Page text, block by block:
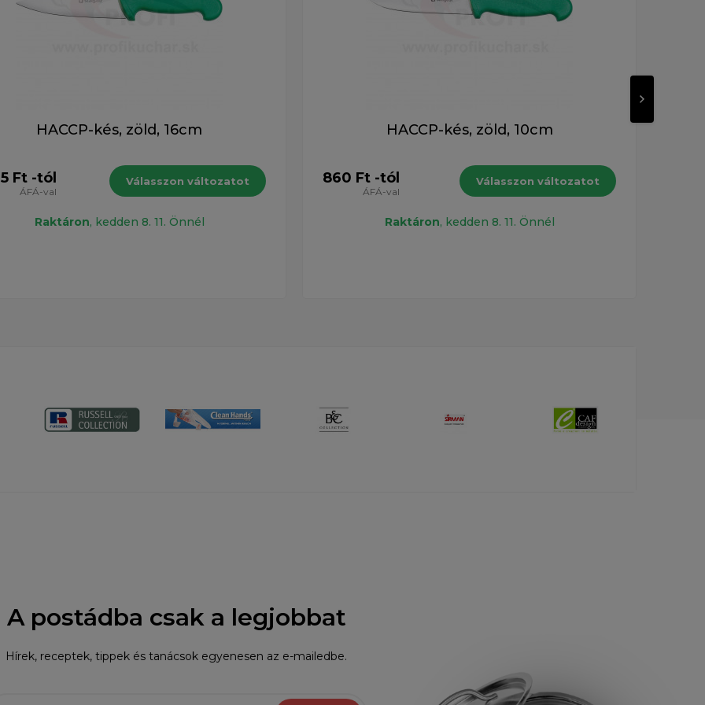
HACCP-kés, zöld, 16cm
Ft -tól
ÁFÁ-val
Válasszon változatot
Raktáron, kedden 8. 11. Önnél
HACCP-kés, zöld, 10cm
860 Ft -tól
ÁFÁ-val
Válasszon változatot
Raktáron, kedden 8. 11. Önnél
A postádba csak a legjobbat
Hírek, receptek, tippek és tanácsok egyenesen az e-mailedbe.